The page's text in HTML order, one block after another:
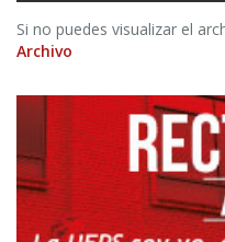
Si no puedes visualizar el
Archivo